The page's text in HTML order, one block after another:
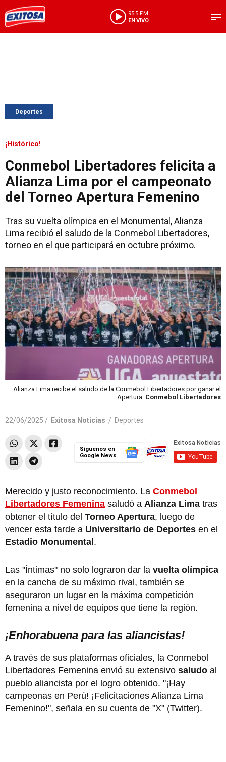
95.5 FM
EN VIVO
Deportes
¡Histórico!
Conmebol Libertadores felicita a
Alianza Lima por el campeonato
del Torneo Apertura Femenino
Tras su vuelta olímpica en el Monumental, Alianza
Lima recibió el saludo de la Conmebol Libertadores,
torneo en el que participará en octubre próximo.
Alianza Lima recibe el saludo de la Conmebol Libertadores por ganar el
Apertura. Conmebol Libertadores
22/06/2025 / Exitosa Noticias / Deportes
Síguenos en
Google News
Merecido y justo reconocimiento. La Conmebol
Libertadores Femenina saludó a Alianza Lima tras
obtener el título del Torneo Apertura, luego de
vencer esta tarde a Universitario de Deportes en el
Estadio Monumental.
Las "Íntimas" no solo lograron dar la vuelta olímpica
en la cancha de su máximo rival, también se
aseguraron un lugar en la máxima competición
femenina a nivel de equipos que tiene la región.
¡Enhorabuena para las aliancistas!
A través de sus plataformas oficiales, la Conmebol
Libertadores Femenina envió su extensivo saludo al
pueblo aliancista por el logro obtenido. "¡Hay
campeonas en Perú! ¡Felicitaciones Alianza Lima
Femenino!", señala en su cuenta de "X" (Twitter).